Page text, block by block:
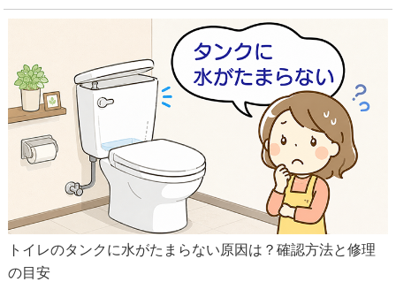
トイレのタンクに水がたまらない原因は？確認方法と修理
の目安